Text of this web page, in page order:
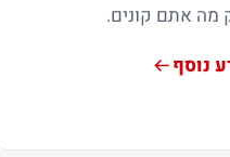
מה אתם קונים.
נוסף